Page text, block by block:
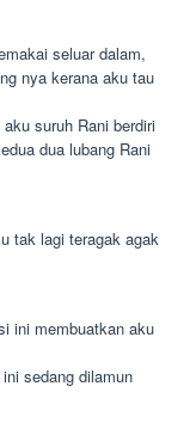
seluar dalam,
nya kerana aku tau
suruh Rani berdiri
dua lubang Rani
tak lagi teragak agak
ini membuatkan aku
sedang dilamun